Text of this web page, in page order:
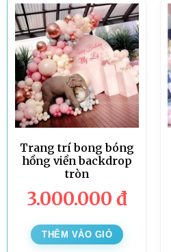
Trang trí bong bóng
hồng viền backdrop
tròn
3.000.000 đ
THÊM VÀO GIỎ